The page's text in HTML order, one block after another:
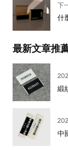
下
什
最新文章推
緞
中